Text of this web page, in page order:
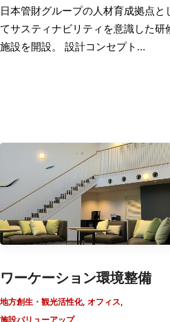
日本管財グループの人材育成拠点と
てサスティナビリティを意識した研
施設を開設。 設計コンセプト…
ワーケーション環境整備
地方創生・観光活性化, オフィス,
施設バリューアップ